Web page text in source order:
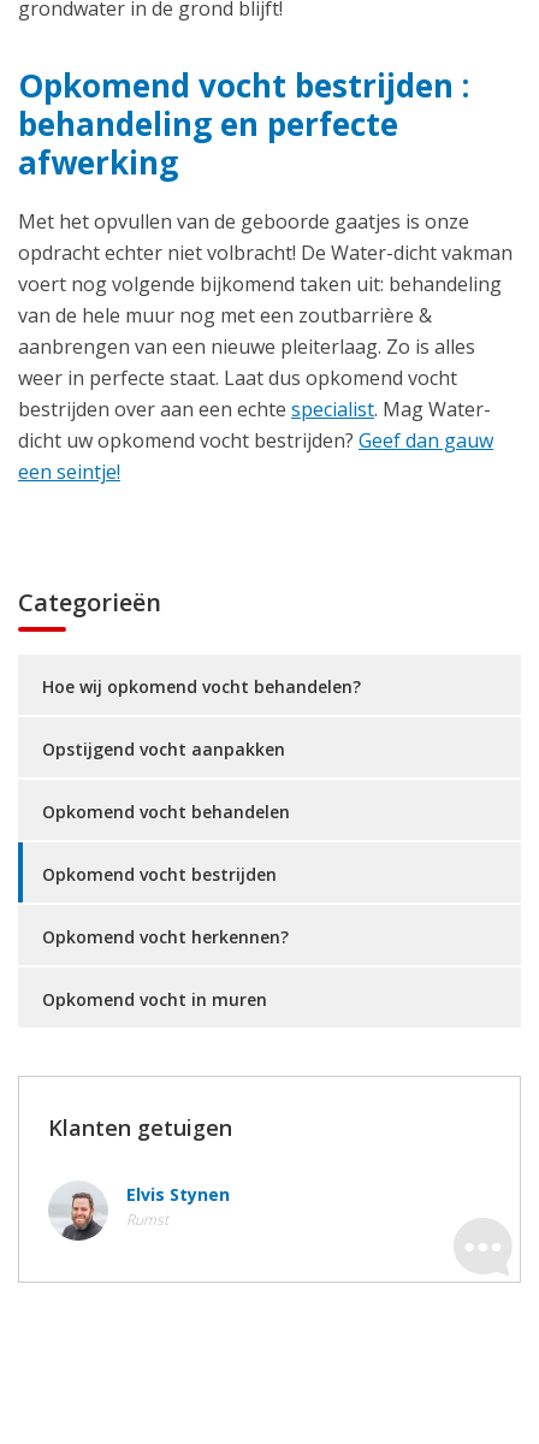
grondwater in de grond blijft!
Opkomend vocht bestrijden :
behandeling en perfecte
afwerking
Met het opvullen van de geboorde gaatjes is onze
opdracht echter niet volbracht! De Water-dicht vakman
voert nog volgende bijkomend taken uit: behandeling
van de hele muur nog met een zoutbarrière &
aanbrengen van een nieuwe pleiterlaag. Zo is alles
weer in perfecte staat. Laat dus opkomend vocht
bestrijden over aan een echte specialist. Mag Water-
dicht uw opkomend vocht bestrijden? Geef dan gauw
een seintje!
Categorieën
Hoe wij opkomend vocht behandelen?
Opstijgend vocht aanpakken
Opkomend vocht behandelen
Opkomend vocht bestrijden
Opkomend vocht herkennen?
Opkomend vocht in muren
Klanten getuigen
Elvis Stynen
Rumst